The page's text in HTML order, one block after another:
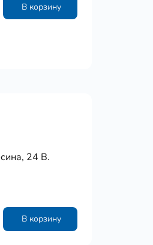
В корзину
24 В.
В корзину